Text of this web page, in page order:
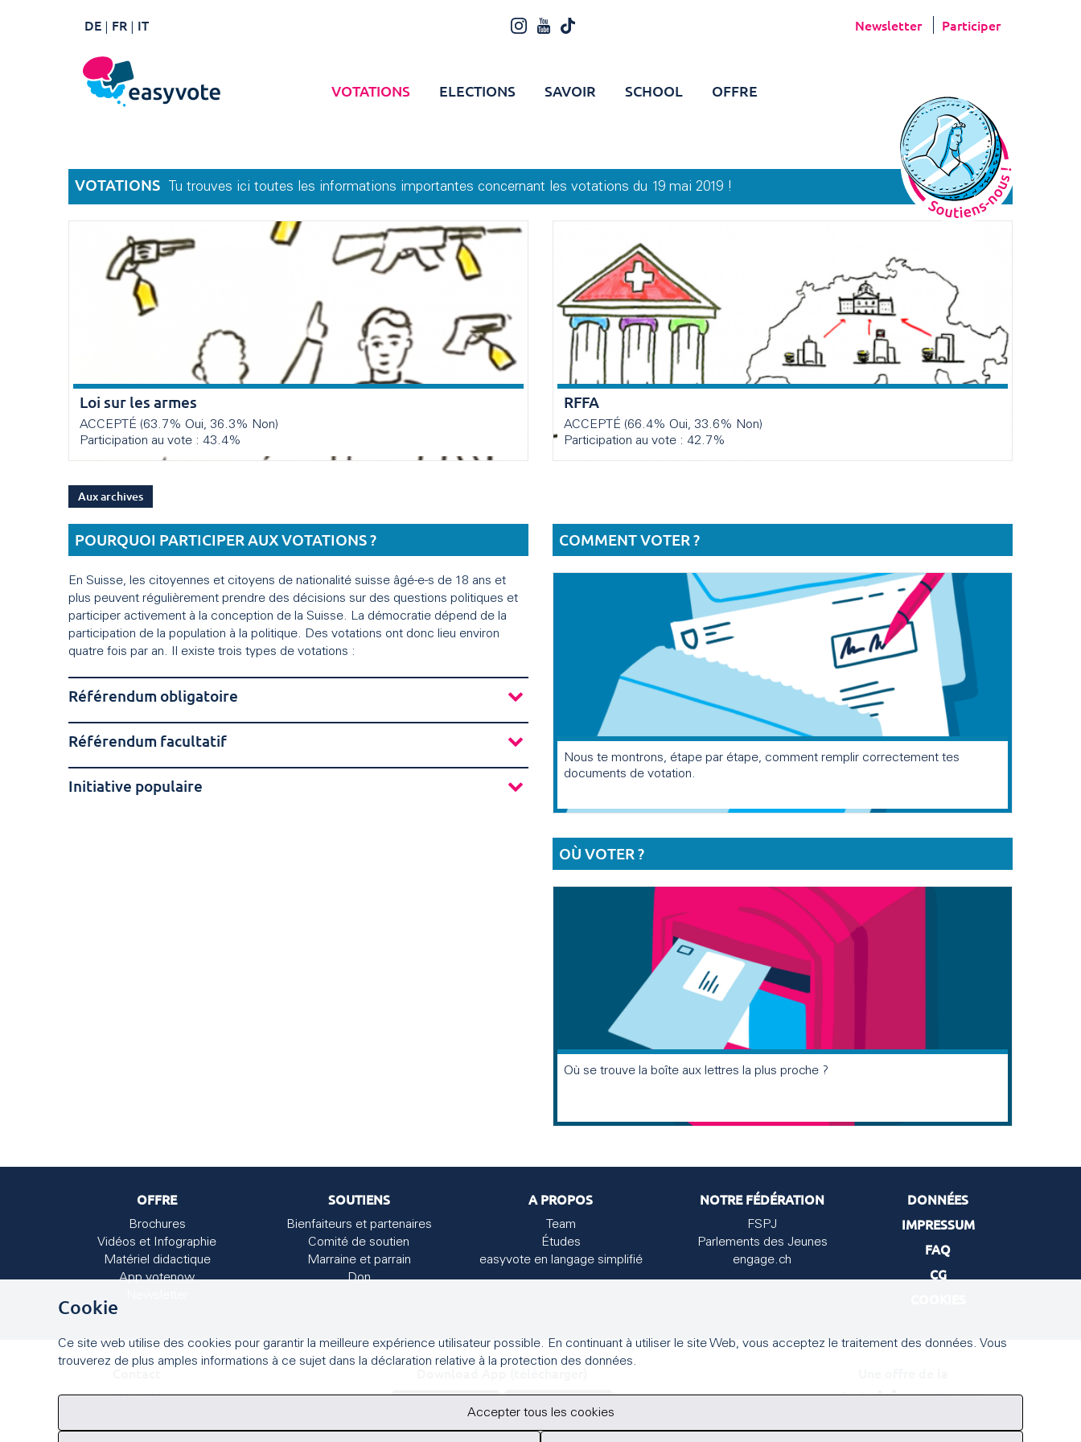
DE FR IT Newsletter Participer
VOTATIONS ELECTIONS SAVOIR SCHOOL OFFRE
VOTATIONS Tu trouves ici toutes les informations importantes concernant les votations du 19 mai 2019 !
Loi sur les armes
ACCEPTÉ (63.7% Oui, 36.3% Non)
Participation au vote : 43.4%
RFFA
ACCEPTÉ (66.4% Oui, 33.6% Non)
Participation au vote : 42.7%
Aux archives
POURQUOI PARTICIPER AUX VOTATIONS ?
En Suisse, les citoyennes et citoyens de nationalité suisse âgé-e-s de 18 ans et
plus peuvent régulièrement prendre des décisions sur des questions politiques et
participer activement à la conception de la Suisse. La démocratie dépend de la
participation de la population à la politique. Des votations ont donc lieu environ
quatre fois par an. Il existe trois types de votations :
Référendum obligatoire
Référendum facultatif
Initiative populaire
COMMENT VOTER ?
Nous te montrons, étape par étape, comment remplir correctement tes
documents de votation.
OÙ VOTER ?
Où se trouve la boîte aux lettres la plus proche ?
OFFRE
Brochures
Vidéos et Infographie
Matériel didactique
App votenow
SOUTIENS
Bienfaiteurs et partenaires
Comité de soutien
Marraine et parrain
Don
A PROPOS
Team
Études
easyvote en langage simplifié
NOTRE FÉDÉRATION
FSPJ
Parlements des Jeunes
engage.ch
DONNÉES
IMPRESSUM
FAQ
CG
Contact
easyvote
3011 Berne
Download App (télécharger)
Cookie
Ce site web utilise des cookies pour garantir la meilleure expérience utilisateur possible. En continuant à utiliser le site Web, vous acceptez le traitement des données. Vous
trouverez de plus amples informations à ce sujet dans la déclaration relative à la protection des données.
Accepter tous les cookies